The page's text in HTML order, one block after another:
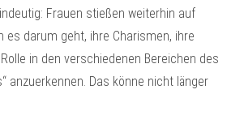
Frauen stießen weiterhin auf
es darum geht, ihre Charismen, ihre
in den verschiedenen Bereichen des
anzuerkennen. Das könne nicht länger